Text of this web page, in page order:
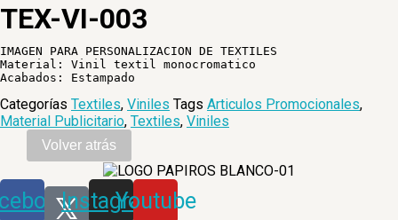
TEX-VI-003
IMAGEN PARA PERSONALIZACION DE TEXTILES
Material: Vinil textil monocromatico
Categorías Textiles, Viniles Tags Articulos Promocionales,
Material Publicitario, Textiles, Viniles
Instagram
Youtube